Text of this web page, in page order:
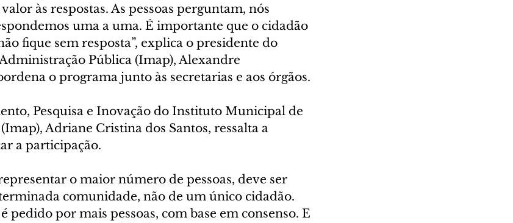
às respostas. As pessoas perguntam, nós
uma a uma. É importante que o cidadão
fique sem resposta”, explica o presidente do
Pública (Imap), Alexandre
o programa junto às secretarias e aos órgãos.
Pesquisa e Inovação do Instituto Municipal de
Adriane Cristina dos Santos, ressalta a
a participação.
o maior número de pessoas, deve ser
comunidade, não de um único cidadão.
pedido por mais pessoas, com base em consenso. E